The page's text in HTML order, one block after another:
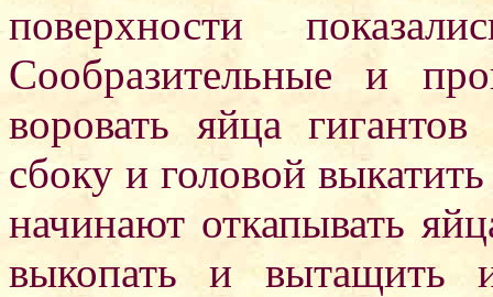
поверхности
Сообразительные и
воровать яйца
сбоку и головой
начинают откапывать
выкопать и вытащить